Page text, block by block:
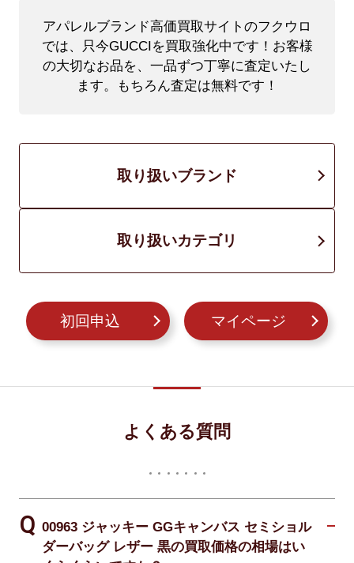
アパレルブランド高価買取サイトのフクウロ
では、只今GUCCIを買取強化中です！ お客様
の大切なお品を、一品ずつ丁寧に査定いたし
ます。もちろん査定は無料です！
取り扱いブランド
取り扱いカテゴリ
初回申込 マイページ
よくある質問
00963 ジャッキー GGキャンバス セミショル
ダーバッグ レザー 黒の買取価格の相場はい